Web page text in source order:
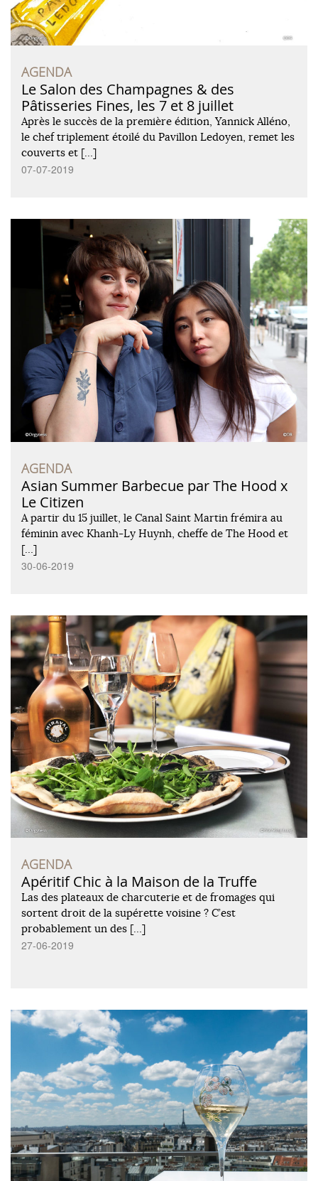
AGENDA
Le Salon des Champagnes & des
Pâtisseries Fines, les 7 et 8 juillet
Après le succès de la première édition, Yannick Alléno,
le chef triplement étoilé du Pavillon Ledoyen, remet les
couverts et […]
07-07-2019
AGENDA
Asian Summer Barbecue par The Hood x
Le Citizen
A partir du 15 juillet, le Canal Saint Martin frémira au
féminin avec Khanh-Ly Huynh, cheffe de The Hood et
[…]
30-06-2019
AGENDA
Apéritif Chic à la Maison de la Truffe
Las des plateaux de charcuterie et de fromages qui
sortent droit de la supérette voisine ? C’est
probablement un des […]
27-06-2019